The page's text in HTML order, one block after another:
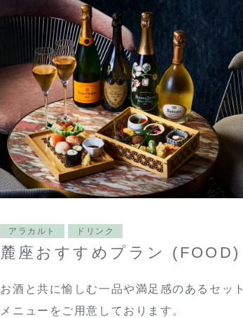
アラカルト ドリンク
麓座おすすめプラン (FOOD)
お酒と共に愉しむ一品や満足感のあるセット
メニューをご用意しております。